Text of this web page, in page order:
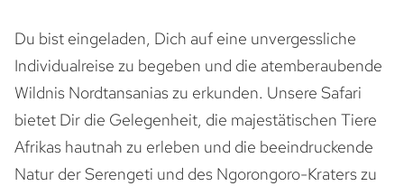
Du bist eingeladen, Dich auf eine unvergessliche
Individualreise zu begeben und die atemberaubende
Wildnis Nordtansanias zu erkunden. Unsere Safari
bietet Dir die Gelegenheit, die majestätischen Tiere
Afrikas hautnah zu erleben und die beeindruckende
Natur der Serengeti und des Ngorongoro-Kraters zu